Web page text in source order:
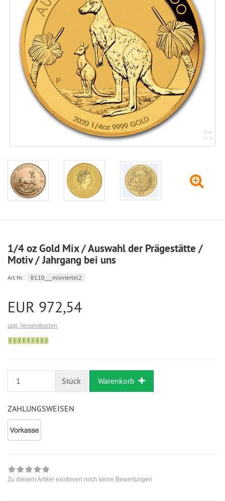
1/4 oz Gold Mix / Auswahl der Prägestätte /
Motiv / Jahrgang bei uns
Art.Nr.: 8110___mixviertel2
EUR 972,54
zzgl. Versandkosten
Stück Warenkorb
ZAHLUNGSWEISEN
Zu diesem Artikel existieren noch keine Bewertungen